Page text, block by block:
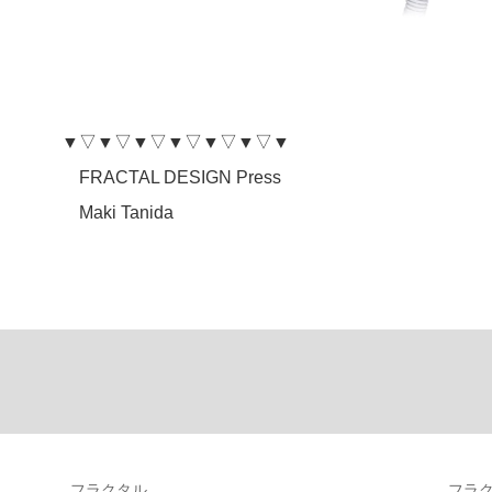
▼▽▼▽▼▽▼▽▼▽▼▽▼
FRACTAL DESIGN Press
Maki Tanida